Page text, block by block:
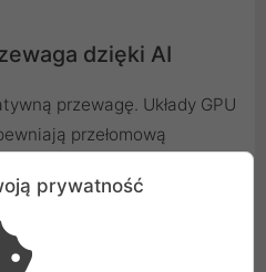
dzięki AI
przewagę. Układy GPU
przełomową
RTX w najlepszych
aktualizowanymi
zaprojektowanymi pod
prywatność